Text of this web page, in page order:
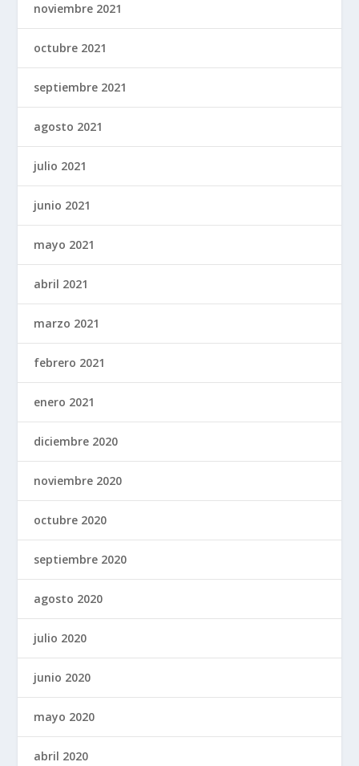
noviembre 2021
octubre 2021
septiembre 2021
agosto 2021
julio 2021
junio 2021
mayo 2021
abril 2021
marzo 2021
febrero 2021
enero 2021
diciembre 2020
noviembre 2020
octubre 2020
septiembre 2020
agosto 2020
julio 2020
junio 2020
mayo 2020
abril 2020